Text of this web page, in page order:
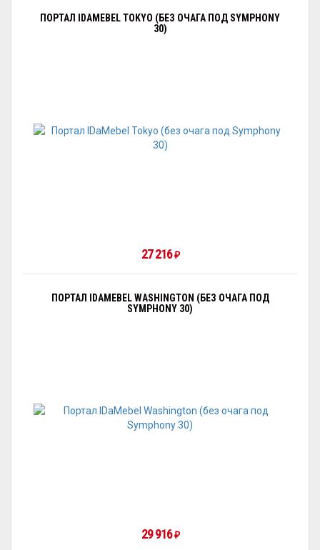
ПОРТАЛ IDAMEBEL TOKYO (БЕЗ ОЧАГА ПОД SYMPHONY
30)
27 216 ₽
ПОРТАЛ IDAMEBEL WASHINGTON (БЕЗ ОЧАГА ПОД
SYMPHONY 30)
29 916 ₽